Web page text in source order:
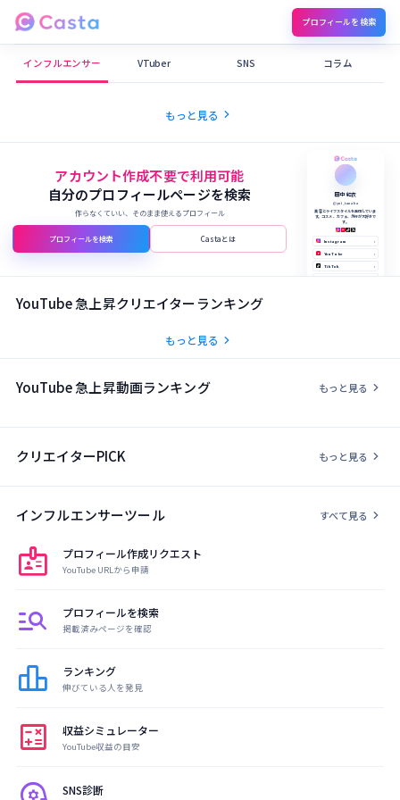
プロフィールを検索
Castaメディア
インフルエンサー VTuber SNS コラム
もっと見る chevron_right
アカウント作成不要で利用可能
自分のプロフィールページを検索
作らなくていい、そのまま使えるプロフィール
プロフィールを検索 Castaとは
田中 結衣
@yui_tanaka
美容とライフスタイルを発信していま
す。コスメ、カフェ、旅行が大好きで
す。
Instagram ›
YouTube ›
TikTok ›
YouTube 急上昇クリエイターランキング
もっと見る chevron_right
YouTube 急上昇動画ランキング もっと見る chevron_right
クリエイターPICK もっと見る chevron_right
インフルエンサーツール すべて見る chevron_right
badge プロフィール作成リクエスト
YouTube URLから申請
manage_search プロフィールを検索
掲載済みページを確認
leaderboard ランキング
伸びている人を発見
calculate 収益シミュレーター
YouTube収益の目安
SNS診断